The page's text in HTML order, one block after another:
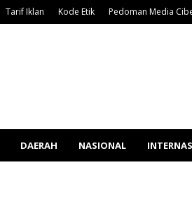
Tarif Iklan Kode Etik Pedoman Media
DAERAH NASIONAL